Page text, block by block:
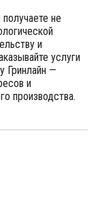
не
и
услуги
Гринлайн —
и
производства.